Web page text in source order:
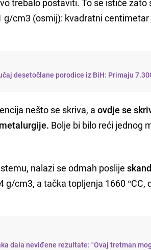
g/cm3 (osmij): kvadratni
desetočlane porodice iz BiH: Primaju
nešto se skriva, aovdje se
Bolje bi bilo reći jednog
nalazi se odmah poslije
cm3, a tačka topljenja 1660 °CC,
dala neviđene rezultate: "Ovaj tretman